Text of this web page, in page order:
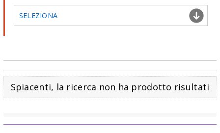
SELEZIONA
Spiacenti, la ricerca non ha prodotto risultati